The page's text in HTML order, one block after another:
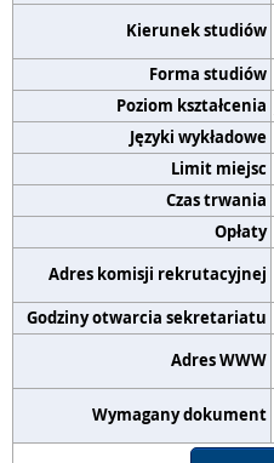
Kierunek studiów
Forma studiów
Poziom kształcenia
Języki wykładowe
Limit miejsc
Czas trwania
Opłaty
Adres komisji rekrutacyjnej
Godziny otwarcia sekretariatu
Adres WWW
Wymagany dokument